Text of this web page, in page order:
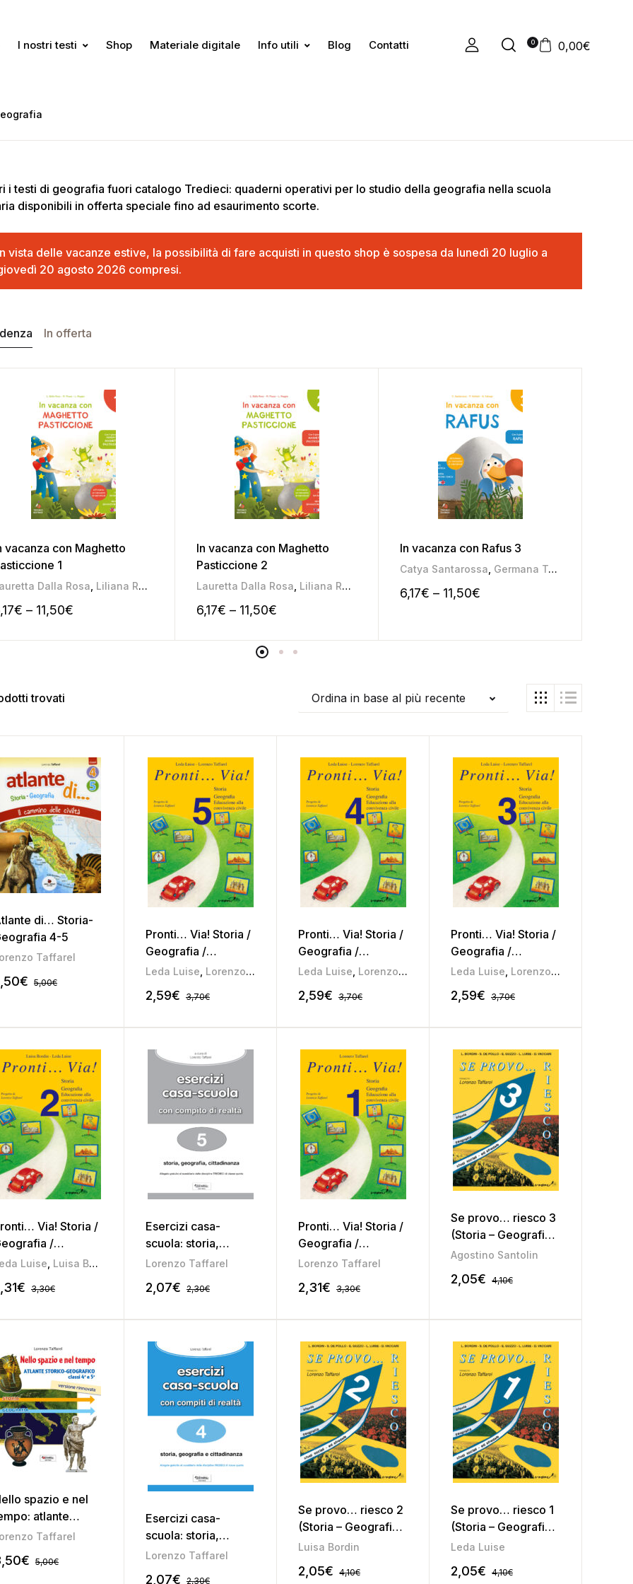
I nostri testi Shop Materiale digitale Info utili Blog Contatti 0 0,00€
i testi di geografia fuori catalogo Tredieci: quaderni operativi per lo studio della geografia nella scuola
disponibili in offerta speciale fino ad esaurimento scorte.
vista delle vacanze estive, la possibilità di fare acquisti in questo shop è sospesa da lunedì 20 luglio a
20 agosto 2026 compresi.
In offerta
vacanza con Maghetto
1
Dalla Rosa Liliana Roggia Mariateresa Pozza
€ – 11,50€
In vacanza con Maghetto
Pasticcione 2
Lauretta Dalla Rosa Liliana Roggia Mariateresa Pozza
6,17€ – 11,50€
In vacanza con Rafus 3
Catya Santarossa Germana Taboga
6,17€ – 11,50€
trovati Ordina in base al più recente
di… Storia-
4-5
Taffarel
€ 5,00€
Pronti… Via! Storia /
Geografia /
Educazione alla
Leda Luise Lorenzo Taffarel
2,59€ 3,70€
Pronti… Via! Storia /
Geografia /
Educazione alla
Leda Luise Lorenzo Taffarel
2,59€ 3,70€
Pronti… Via! Storia /
Geografia /
Educazione alla
Leda Luise Lorenzo Taffarel
2,59€ 3,70€
Via! Storia /
/
alla
Luise Luisa Bordin
€ 3,30€
Esercizi casa-
scuola: storia,
geografia e
Lorenzo Taffarel
2,07€ 2,30€
Pronti… Via! Storia /
Geografia /
Educazione alla
Lorenzo Taffarel
2,31€ 3,30€
Se provo… riesco 3
(Storia – Geografia –
Studi sociali –
stradale)
Agostino Santolin
2,05€ 4,10€
spazio e nel
atlante
geografico
Taffarel
€ 5,00€
Esercizi casa-
scuola: storia,
geografia e
Lorenzo Taffarel
2,07€ 2,30€
Se provo… riesco 2
(Storia – Geografia –
Studi sociali –
stradale)
Luisa Bordin
2,05€ 4,10€
Se provo… riesco 1
(Storia – Geografia –
Studi sociali –
stradale)
Leda Luise
2,05€ 4,10€